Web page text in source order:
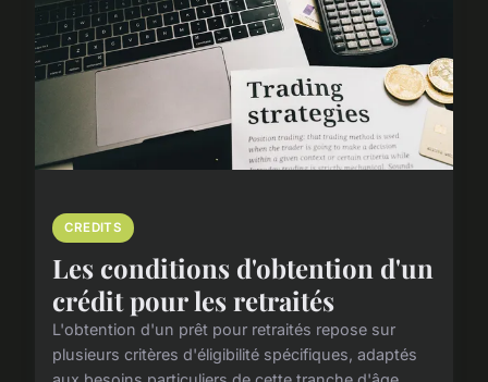
CREDITS
Les conditions d'obtention d'un
crédit pour les retraités
L'obtention d'un prêt pour retraités repose sur
plusieurs critères d'éligibilité spécifiques, adaptés